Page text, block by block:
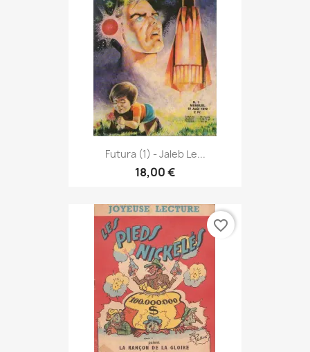
Futura (1) - Jaleb Le...
18,00 €
favorite_border